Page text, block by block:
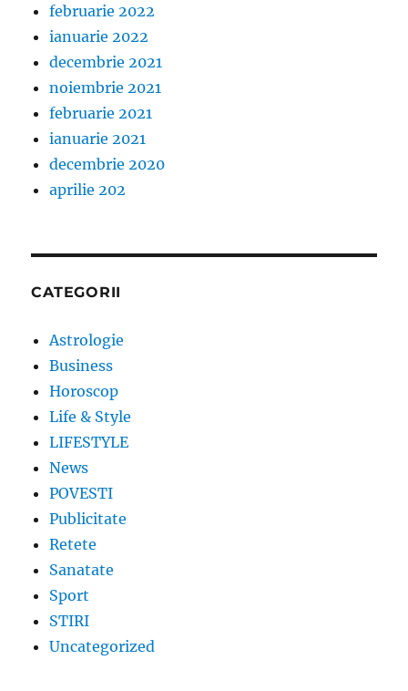
februarie 2022
ianuarie 2022
decembrie 2021
noiembrie 2021
februarie 2021
ianuarie 2021
decembrie 2020
aprilie 202
CATEGORII
Astrologie
Business
Horoscop
Life & Style
LIFESTYLE
News
POVESTI
Publicitate
Retete
Sanatate
Sport
STIRI
Uncategorized